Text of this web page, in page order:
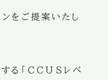
をご提案いたし
る「CCUSレベ